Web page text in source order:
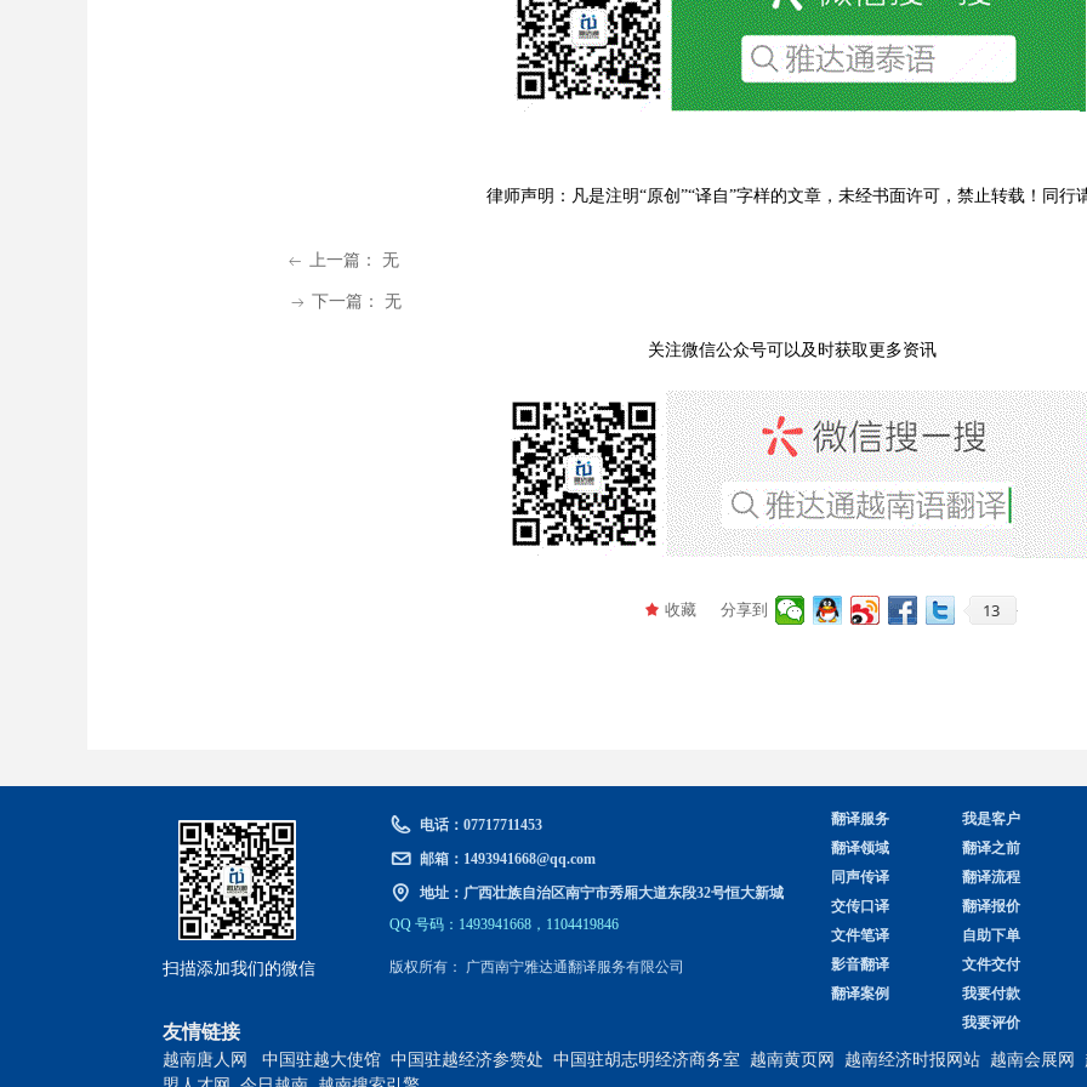
ꂃ 上一篇： 无
ꁹ 下一篇： 无
分享到 13
끄 收藏
律师声明：凡是注明“原创”“译自”字样的文章，未经书面许可，禁止转载！同行
关注微信公众号可以及时获取更多资讯
电话： 07717711453
邮箱： 1493941668@qq.com
地址： 广西壮族自治区南宁市秀厢大道东段32号恒大新城
我是客户
翻译之前
翻译流程
翻译报价
自助下单
文件交付
我要付款
我要评价
翻译服务
翻译领域
同声传译
交传口译
文件笔译
影音翻译
翻译案例
版权所有： 广西南宁雅达通翻译服务有限公司
扫描添加我们的微信
QQ 号码 ：1493941668，1104419846
友情链接
越南唐人网 中国驻越大使馆 中国驻越经济参赞处 中国驻胡志明经济商务室 越南黄页网 越南经济时报网站 越南会展网